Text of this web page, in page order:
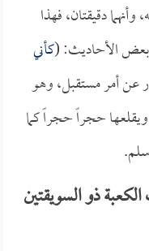
دقيقتان، فهذا
الأحاديث: (كأني
عن أمر مستقبل، وهو
حجراً حجراً كما
ذو السويقتين